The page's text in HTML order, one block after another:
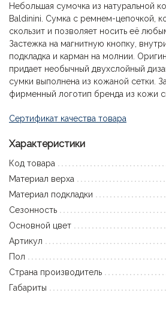
Небольшая сумочка из натуральной
Baldinini. Сумка с ремнем-цепочкой,
скользит и позволяет носить её
Застежка на магнитную кнопку,
подкладка и карман на молнии.
придает необычный двухслойный
сумки выполнена из кожаной сетки.
фирменный логотип бренда из кожи
Сертификат качества товара
Характеристики
Код товара
Материал верха
Материал подкладки
Сезонность
Основной цвет
Артикул
Пол
Страна производитель
Габариты